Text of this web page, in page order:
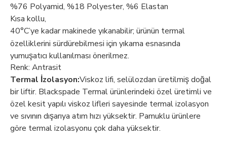
%76 Polyamid, %18 Polyester, %6 Elastan
Kısa kollu,
40°C’ye kadar makinede yıkanabilir; ürünün termal
özelliklerini sürdürebilmesi için yıkama esnasında
yumuşatıcı kullanılması önerilmez.
Renk: Antrasit
Termal İzolasyon:Viskoz lifi, selülozdan üretilmiş doğal
bir liftir. Blackspade Termal ürünlerindeki özel üretimli ve
özel kesit yapılı viskoz lifleri sayesinde termal izolasyon
ve sıvının dışarıya atım hızı yüksektir. Pamuklu ürünlere
göre termal izolasyonu çok daha yüksektir.